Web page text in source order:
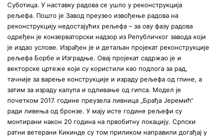
Суботица. У наставку радова се ушло у реконструкција
рељефа. Пошто је Завод преузео извођење радова на
реконструкцију недостајућих рељефа – за ову фазу радова
одређен је конзерваторски надзор из Републичког завода који
је издао услове. Израђен је и детаљан пројекат реконструкције
рељефа Борбе и Изградње. Овај пројекат садржао је и
векторске цртеже који су користили као подлога за рад,
тачније за варење конструкције и израду рељефа од глине, а
затим за израду калупа и одливање од гипса. Модел је
почетком 2017. године преузела ливница „Брађа Јеремић“
ради ливења од бронзе. У мају исте године рељефи су
монтирани након 20 година на првобитну локацију. Српски
ратни ветерани Кикинде су том приликом направили догађај у